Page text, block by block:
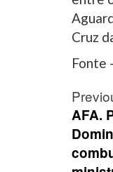
Cruz
Fonte
Post
AFA.